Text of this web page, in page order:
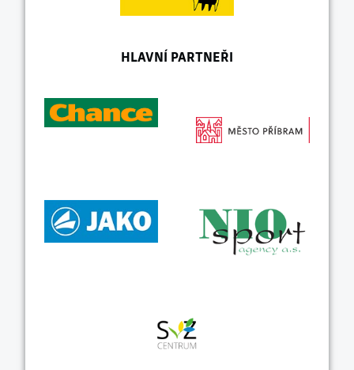
HLAVNÍ PARTNEŘI